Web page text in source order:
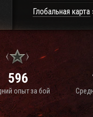
Глобальная карта
596
опыт за бой